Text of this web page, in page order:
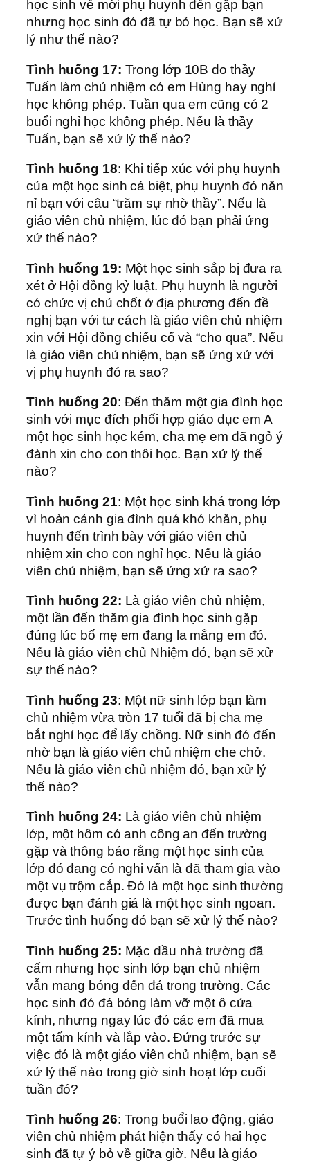
học sinh về mời phụ huynh đến gặp bạn
nhưng học sinh đó đã tự bỏ học. Bạn sẽ xử
lý như thế nào?
Tình huống 17: Trong lớp 10B do thầy
Tuấn làm chủ nhiệm có em Hùng hay nghỉ
học không phép. Tuần qua em cũng có 2
buổi nghỉ học không phép. Nếu là thầy
Tuấn, bạn sẽ xử lý thế nào?
Tình huống 18: Khi tiếp xúc với phụ huynh
của một học sinh cá biệt, phụ huynh đó năn
nỉ bạn với câu “trăm sự nhờ thầy”. Nếu là
giáo viên chủ nhiệm, lúc đó bạn phải ứng
xử thế nào?
Tình huống 19: Một học sinh sắp bị đưa ra
xét ở Hội đồng kỷ luật. Phụ huynh là người
có chức vị chủ chốt ở địa phương đến đề
nghị bạn với tư cách là giáo viên chủ nhiệm
xin với Hội đồng chiếu cố và “cho qua”. Nếu
là giáo viên chủ nhiệm, bạn sẽ ứng xử với
vị phụ huynh đó ra sao?
Tình huống 20: Đến thăm một gia đình học
sinh với mục đích phối hợp giáo dục em A
một học sinh học kém, cha mẹ em đã ngỏ ý
đành xin cho con thôi học. Bạn xử lý thế
nào?
Tình huống 21: Một học sinh khá trong lớp
vì hoàn cảnh gia đình quá khó khăn, phụ
huynh đến trình bày với giáo viên chủ
nhiệm xin cho con nghỉ học. Nếu là giáo
viên chủ nhiệm, bạn sẽ ứng xử ra sao?
Tình huống 22: Là giáo viên chủ nhiệm,
một lần đến thăm gia đình học sinh gặp
đúng lúc bố mẹ em đang la mắng em đó.
Nếu là giáo viên chủ Nhiệm đó, bạn sẽ xử
sự thế nào?
Tình huống 23: Một nữ sinh lớp bạn làm
chủ nhiệm vừa tròn 17 tuổi đã bị cha mẹ
bắt nghỉ học để lấy chồng. Nữ sinh đó đến
nhờ bạn là giáo viên chủ nhiệm che chở.
Nếu là giáo viên chủ nhiệm đó, bạn xử lý
thế nào?
Tình huống 24: Là giáo viên chủ nhiệm
lớp, một hôm có anh công an đến trường
gặp và thông báo rằng một học sinh của
lớp đó đang có nghi vấn là đã tham gia vào
một vụ trộm cắp. Đó là một học sinh thường
được bạn đánh giá là một học sinh ngoan.
Trước tình huống đó bạn sẽ xử lý thế nào?
Tình huống 25: Mặc dầu nhà trường đã
cấm nhưng học sinh lớp bạn chủ nhiệm
vẫn mang bóng đến đá trong trường. Các
học sinh đó đá bóng làm vỡ một ô cửa
kính, nhưng ngay lúc đó các em đã mua
một tấm kính và lắp vào. Đứng trước sự
việc đó là một giáo viên chủ nhiệm, bạn sẽ
xử lý thế nào trong giờ sinh hoạt lớp cuối
tuần đó?
Tình huống 26: Trong buổi lao động, giáo
viên chủ nhiệm phát hiện thấy có hai học
sinh đã tự ý bỏ về giữa giờ. Nếu là giáo